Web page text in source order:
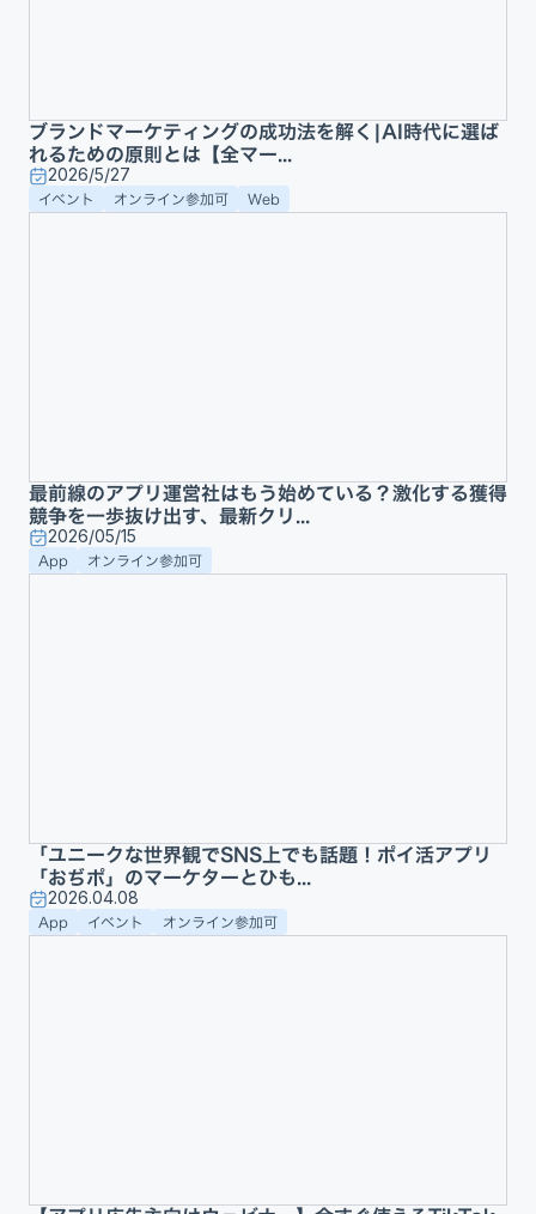
ブランドマーケティングの成功法を解く|AI時代に選ば
れるための原則とは【全マー...
2026/5/27
イベント オンライン参加可 Web
最前線のアプリ運営社はもう始めている？激化する獲得
競争を一歩抜け出す、最新クリ...
2026/05/15
App オンライン参加可
「ユニークな世界観でSNS上でも話題！ポイ活アプリ
「おぢポ」のマーケターとひも...
2026.04.08
App イベント オンライン参加可